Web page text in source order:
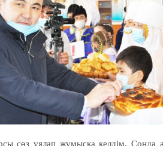
сөз ұялап жұмысқа келдім. Сонда